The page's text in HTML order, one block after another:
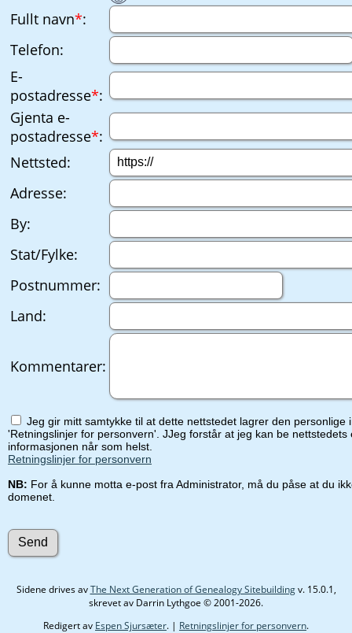
Fullt navn*:
Telefon:
E-
postadresse*:
Gjenta e-
postadresse*:
Nettsted:
Adresse:
By:
Stat/Fylke:
Postnummer:
Land:
Kommentarer:
Jeg gir mitt samtykke til at dette nettstedet lagrer den personlige
'Retningslinjer for personvern'. JJeg forstår at jeg kan be nettstedets
informasjonen når som helst.
Retningslinjer for personvern
NB: For å kunne motta e-post fra Administrator, må du påse at du
domenet.
Sidene drives avThe Next Generation of Genealogy Sitebuildingv. 15.0.1,
skrevet av Darrin Lythgoe © 2001-2026.
Redigert av Espen Sjursæter. | Retningslinjer for personvern.